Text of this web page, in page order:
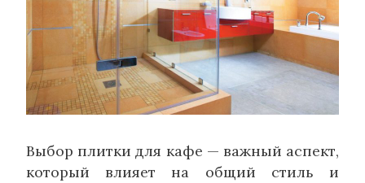
Выбор плитки для кафе — важный аспект,
который влияет на общий стиль и